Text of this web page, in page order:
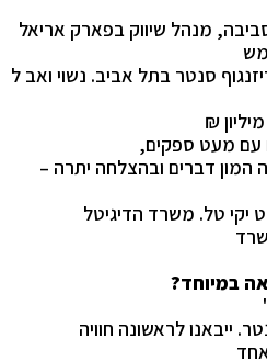
מנהל שיווק בפארק אריאל
סנטר בתל אביב. נשוי ואב ל
עם מעט ספקים,
דברים ובהצלחה יתרה –
יקי טל. משרד הדיגיטל
במיוחד?
סנטר. ייבאנו לראשונה חוויה